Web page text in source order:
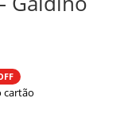
cartão